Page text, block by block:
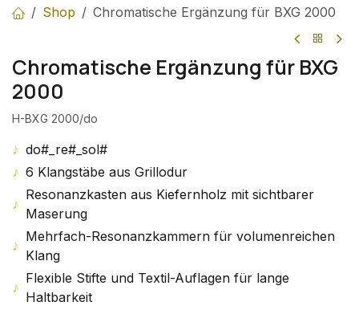
Shop Chromatische Ergänzung für BXG 2000
Chromatische Ergänzung für BXG
2000
H-BXG 2000/do
♪ do#_re#_sol#
♪ 6 Klangstäbe aus Grillodur
♪
Resonanzkasten aus Kiefernholz mit sichtbarer
Maserung
♪
Mehrfach-Resonanzkammern für volumenreichen
Klang
♪
Flexible Stifte und Textil-Auflagen für lange
Haltbarkeit